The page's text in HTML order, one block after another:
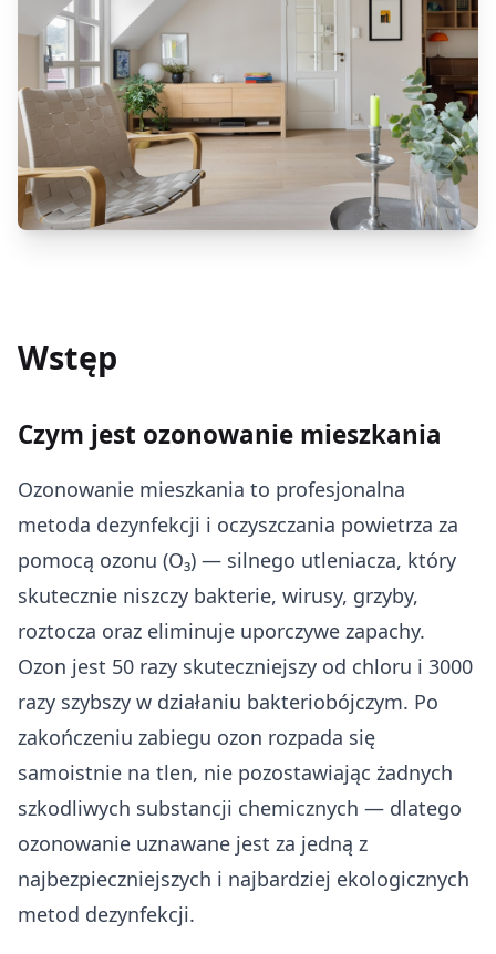
Wstęp
Czym jest ozonowanie mieszkania
Ozonowanie mieszkania to profesjonalna
metoda dezynfekcji i oczyszczania powietrza za
pomocą ozonu (O₃) — silnego utleniacza, który
skutecznie niszczy bakterie, wirusy, grzyby,
roztocza oraz eliminuje uporczywe zapachy.
Ozon jest 50 razy skuteczniejszy od chloru i 3000
razy szybszy w działaniu bakteriobójczym. Po
zakończeniu zabiegu ozon rozpada się
samoistnie na tlen, nie pozostawiając żadnych
szkodliwych substancji chemicznych — dlatego
ozonowanie uznawane jest za jedną z
najbezpieczniejszych i najbardziej ekologicznych
metod dezynfekcji.